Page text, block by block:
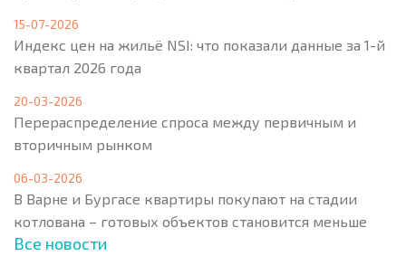
15-07-2026
Индекс цен на жильё NSI: что показали данные за 1-й
квартал 2026 года
20-03-2026
Перераспределение спроса между первичным и
вторичным рынком
06-03-2026
В Варне и Бургасе квартиры покупают на стадии
котлована – готовых объектов становится меньше
Все новости